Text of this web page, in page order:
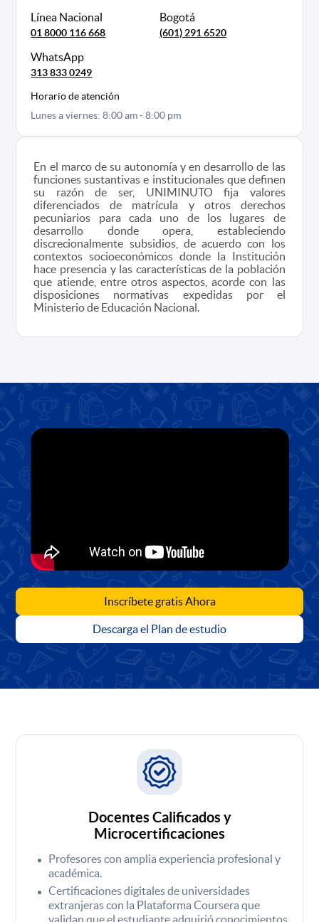
Línea Nacional
01 8000 116 668
Bogotá
(601) 291 6520
WhatsApp
313 833 0249
Horario de atención
Lunes a viernes: 8:00 am - 8:00 pm
En el marco de su autonomía y en desarrollo de las
funciones sustantivas e institucionales que definen
su razón de ser, UNIMINUTO fija valores
diferenciados de matrícula y otros derechos
pecuniarios para cada uno de los lugares de
desarrollo donde opera, estableciendo
discrecionalmente subsidios, de acuerdo con los
contextos socioeconómicos donde la Institución
hace presencia y las características de la población
que atiende, entre otros aspectos, acorde con las
disposiciones normativas expedidas por el
Ministerio de Educación Nacional.
Inscríbete gratis Ahora
Descarga el Plan de estudio
Docentes Calificados y
Microcertificaciones
Profesores con amplia experiencia profesional y
académica.
Certificaciones digitales de universidades
extranjeras con la Plataforma Coursera que
validan que el estudiante adquirió conocimientos